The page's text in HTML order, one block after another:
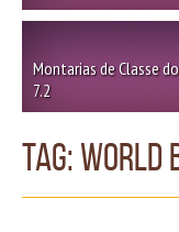
Montarias de Classe
7.2
TAG: world